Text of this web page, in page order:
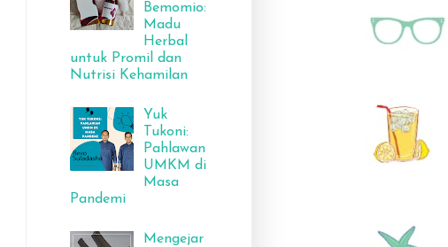
Bemomio:
Madu
Herbal
untuk Promil dan
Nutrisi Kehamilan
Yuk
Tukoni:
Pahlawan
UMKM di
Masa
Pandemi
Mengejar